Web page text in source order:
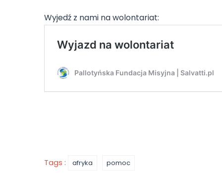
Wyjedź z nami na wolontariat:
Tags : afryka pomoc